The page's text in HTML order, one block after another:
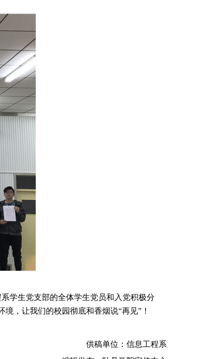
学生党支部的全体学生党员和入党积极分
，让我们的校园彻底和香烟说“再见”！
供稿单位：信息工程系